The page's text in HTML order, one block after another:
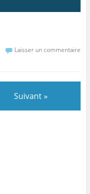
Laisser un commentaire
Suivant »